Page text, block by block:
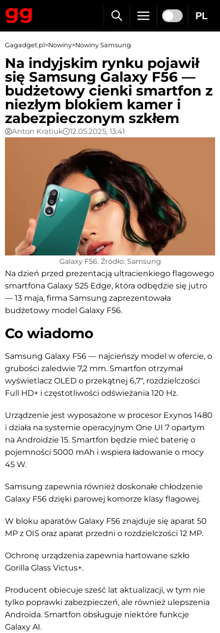
PL
Gagadget.pl>Nowiny>Nowiny Samsung
Na indyjskim rynku pojawił
się Samsung Galaxy F56 —
budżetowy cienki smartfon z
niezłym blokiem kamer i
zabezpieczonym szkłem
Anton Kratiuk 12.05.2025, 13:41
Galaxy F56. Źródło: Samsung
Na dzień przed prezentacją ultracienkiego flagowego
smartfona Galaxy S25 Edge, która odbędzie się jutro
— 13 maja, firma Samsung zaprezentowała
budżetowy model Galaxy F56.
Co wiadomo
Samsung Galaxy F56 — najcieńszy model w ofercie, o
grubości zaledwie 7,2 mm. Smartfon otrzymał
wyświetlacz OLED o przekątnej 6,7″, rozdzielczości
Full HD+ i częstotliwości odświeżania 120 Hz.
Urządzenie jest wyposażone w procesor Exynos 1480
i działa na systemie operacyjnym One UI 7 opartym
na Androidzie 15. Smartfon będzie mieć baterię o
pojemności 5000 mAh i wspiera ładowanie o mocy
45 W.
Samsung zapewnia również doskonałe chłodzenie
Galaxy F56 dzięki parowej komorze klasy flagowej.
W bloku aparatów Galaxy F56 znajduje się aparat 50
MP z OIS oraz aparat przedni o rozdzielczości 12 MP.
Ochronę urządzenia zapewnia hartowane szkło
Gorilla Glass Victus+.
Producent obiecuje sześć lat aktualizacji, w tym nie
tylko poprawki zabezpieczeń, ale również ulepszenia
Androida. Smartfon obsługuje niektóre funkcje
Galaxy AI.